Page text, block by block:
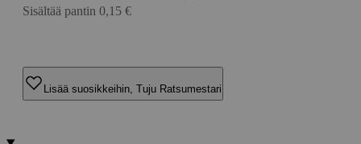
Sisältää pantin 0,15 €
Lisää suosikkeihin, Tuju Ratsumestari